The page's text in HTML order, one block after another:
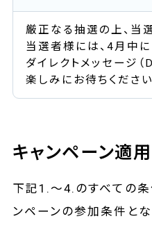
厳正なる抽選の上、当
当選者様には、4月中
ダイレクトメッセージ（
楽しみにお待ちください
キャンペーン適
下記1.～4.のすべての
ンペーンの参加条件とな